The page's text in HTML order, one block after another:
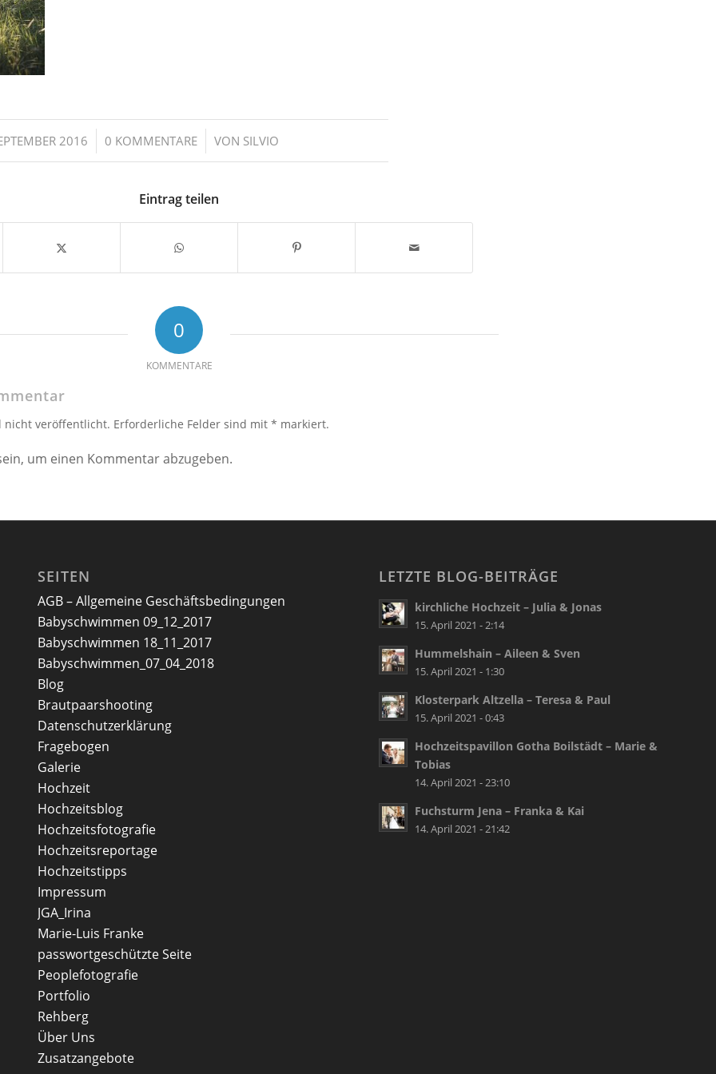
2016
/ 0 KOMMENTARE
/ VON SILVIO
Eintrag teilen
0
KOMMENTARE
nicht veröffentlicht. Erforderliche Felder sind mit * markiert.
um einen Kommentar abzugeben.
SEITEN
AGB – Allgemeine Geschäftsbedingungen
Babyschwimmen 09_12_2017
Babyschwimmen 18_11_2017
Babyschwimmen_07_04_2018
Blog
Brautpaarshooting
Datenschutzerklärung
Fragebogen
Galerie
Hochzeit
Hochzeitsblog
Hochzeitsfotografie
Hochzeitsreportage
Hochzeitstipps
Impressum
JGA_Irina
Marie-Luis Franke
passwortgeschützte Seite
Peoplefotografie
Portfolio
Rehberg
Über Uns
Zusatzangebote
LETZTE BLOG-BEITRÄGE
kirchliche Hochzeit – Julia & Jonas
15. April 2021 - 2:14
Hummelshain – Aileen & Sven
15. April 2021 - 1:30
Klosterpark Altzella – Teresa & Paul
15. April 2021 - 0:43
Hochzeitspavillon Gotha Boilstädt – Marie &
Tobias
14. April 2021 - 23:10
Fuchsturm Jena – Franka & Kai
14. April 2021 - 21:42